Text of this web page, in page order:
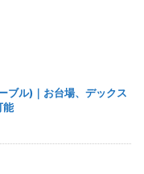
ブル)｜お台場、デックス
能